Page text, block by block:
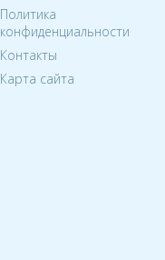
Политика
конфиденциальности
Контакты
Карта сайта